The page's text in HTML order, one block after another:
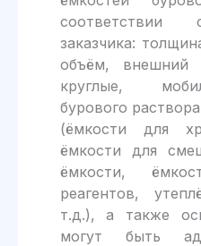
соответствии
заказчика:
объём, внешний
круглые,
бурового
(ёмкости для
ёмкости для
ёмкости,
реагентов,
т.д.), а также
могут быть